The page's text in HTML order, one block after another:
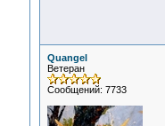
Quangel
Ветеран
Сообщений: 7733